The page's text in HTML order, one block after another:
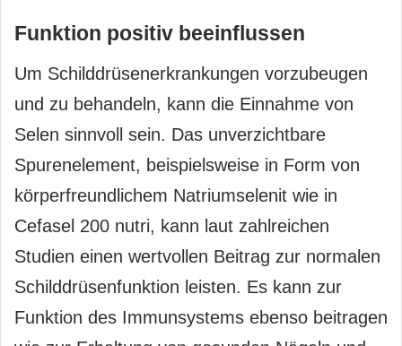
Funktion positiv beeinflussen
Um Schilddrüsenerkrankungen vorzubeugen
und zu behandeln, kann die Einnahme von
Selen sinnvoll sein. Das unverzichtbare
Spurenelement, beispielsweise in Form von
körperfreundlichem Natriumselenit wie in
Cefasel 200 nutri, kann laut zahlreichen
Studien einen wertvollen Beitrag zur normalen
Schilddrüsenfunktion leisten. Es kann zur
Funktion des Immunsystems ebenso beitragen